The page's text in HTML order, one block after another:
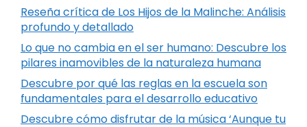
Reseña crítica de Los Hijos de la Malinche: Análisis
profundo y detallado
Lo que no cambia en el ser humano: Descubre los
pilares inamovibles de la naturaleza humana
Descubre por qué las reglas en la escuela son
fundamentales para el desarrollo educativo
Descubre cómo disfrutar de la música ‘Aunque tu